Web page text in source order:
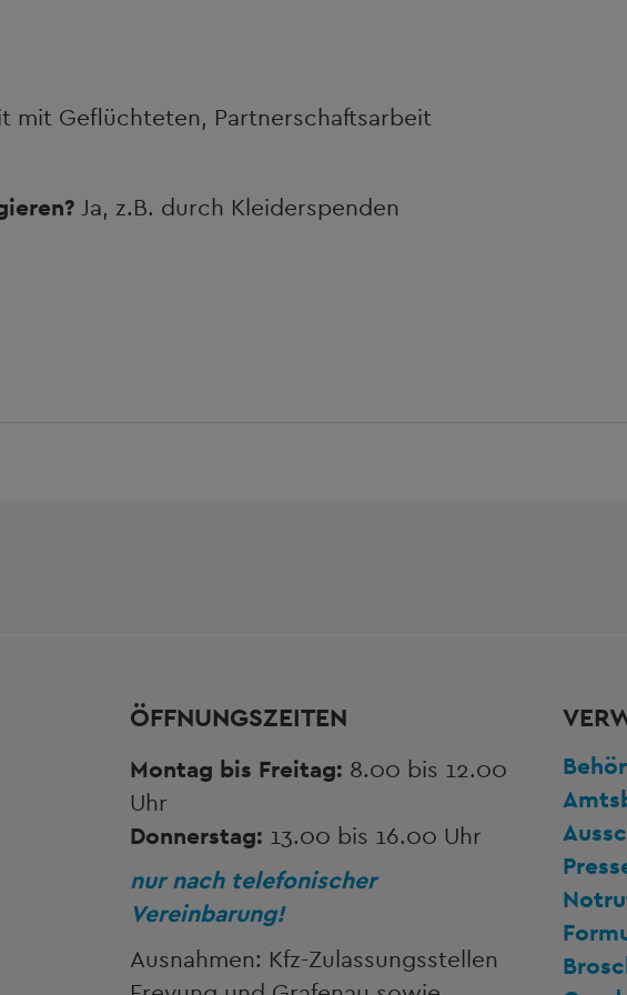
mit Geflüchteten, Partnerschaftsarbeit
Ja, z.B. durch Kleiderspenden
ÖFFNUNGSZEITEN
Montag bis Freitag: 8.00 bis 12.00
Uhr
Donnerstag: 13.00 bis 16.00 Uhr
nur nach telefonischer
Vereinbarung!
Ausnahmen: Kfz-Zulassungsstellen